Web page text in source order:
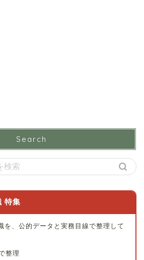
Search
特集
を、公的データと実務目線で整理して
整理